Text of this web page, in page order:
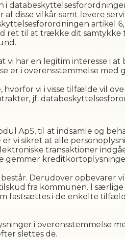
disse vilkår samt levere
artikel 6,
ret til at trække dit
har en legitim interesse i
er i overensstemmelse med
vi i visse tilfælde vil
jf.
ApS, til at indsamle og
vi sikret at alle
transaktioner
gemmer
Derudover opbevarer
fra kommunen. l
fastsættes i de enkelte
i overensstemmelse
slettes de.